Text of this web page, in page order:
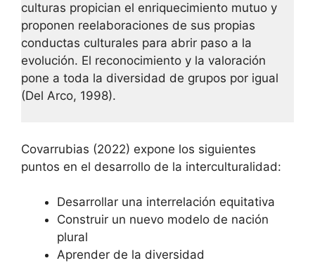
culturas propician el enriquecimiento mutuo y
proponen reelaboraciones de sus propias
conductas culturales para abrir paso a la
evolución. El reconocimiento y la valoración
pone a toda la diversidad de grupos por igual
(Del Arco, 1998).
Covarrubias (2022) expone los siguientes
puntos en el desarrollo de la interculturalidad:
Desarrollar una interrelación equitativa
Construir un nuevo modelo de nación
plural
Aprender de la diversidad